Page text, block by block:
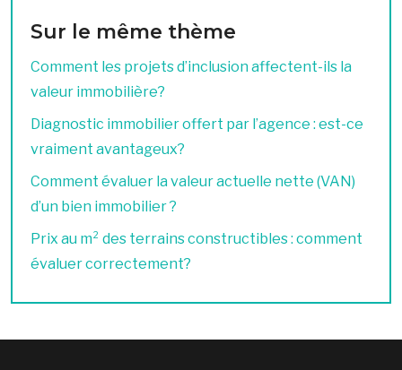
Sur le même thème
Comment les projets d’inclusion affectent-ils la
valeur immobilière?
Diagnostic immobilier offert par l’agence : est-ce
vraiment avantageux?
Comment évaluer la valeur actuelle nette (VAN)
d’un bien immobilier ?
Prix au m² des terrains constructibles : comment
évaluer correctement?